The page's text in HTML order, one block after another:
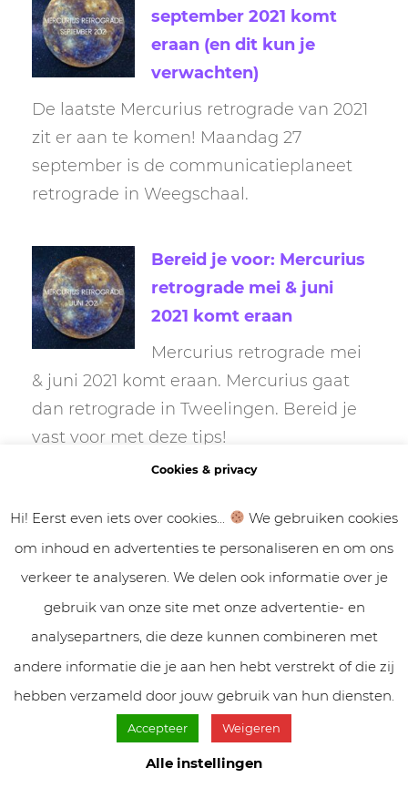
september 2021 komt
eraan (en dit kun je
verwachten)
De laatste Mercurius retrograde van 2021
zit er aan te komen! Maandag 27
september is de communicatieplaneet
retrograde in Weegschaal.
Bereid je voor: Mercurius
retrograde mei & juni
2021 komt eraan
Mercurius retrograde mei
& juni 2021 komt eraan. Mercurius gaat
dan retrograde in Tweelingen. Bereid je
vast voor met deze tips!
februari 2021 in
Waterman
Mercurius retrograde van 2021. Dit is de
Mercurius in
Cookies & privacy
Hi! Eerst even iets over cookies...
We gebruiken cookies
om inhoud en advertenties te personaliseren en om ons
verkeer te analyseren. We delen ook informatie over je
gebruik van onze site met onze advertentie- en
analysepartners, die deze kunnen combineren met
andere informatie die je aan hen hebt verstrekt of die zij
hebben verzameld door jouw gebruik van hun diensten.
Accepteer Weigeren
Alle instellingen